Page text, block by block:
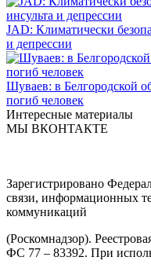
JAD: Климатически
и депрессии
Шуваев: в Белгородской
погиб человек
Интересные материалы
МЫ ВКОНТАКТЕ
Зарегистрировано
связи, информационных
коммуникаций
(Роскомнадзор).
ФС 77 – 83392. При